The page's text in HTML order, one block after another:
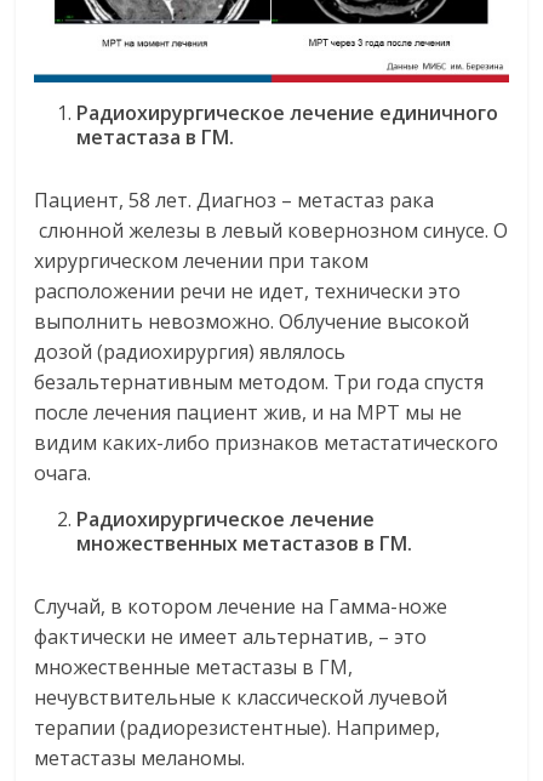
Радиохирургическое лечение единичного
метастаза в ГМ.
Пациент, 58 лет. Диагноз – метастаз рака
слюнной железы в левый ковернозном синусе. О
хирургическом лечении при таком
расположении речи не идет, технически это
выполнить невозможно. Облучение высокой
дозой (радиохирургия) являлось
безальтернативным методом. Три года спустя
после лечения пациент жив, и на МРТ мы не
видим каких-либо признаков метастатического
очага.
Радиохирургическое лечение
множественных метастазов в ГМ.
Случай, в котором лечение на Гамма-ноже
фактически не имеет альтернатив, – это
множественные метастазы в ГМ,
нечувствительные к классической лучевой
терапии (радиорезистентные). Например,
метастазы меланомы.